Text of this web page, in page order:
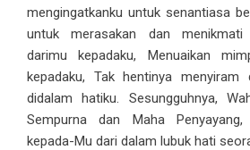
mengingatkanku untuk senantiasa
untuk merasakan dan menikmati
darimu kepadaku, Menuaikan
kepadaku, Tak hentinya
didalam hatiku. Sesungguhnya,
Sempurna dan Maha
kepada-Mu dari dalam lubuk hati